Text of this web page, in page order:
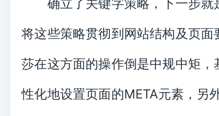
确立了关键字策略，下一步就
将这些策略贯彻到网站结构及页面
莎在这方面的操作倒是中规中矩，
性化地设置页面的META元素，另